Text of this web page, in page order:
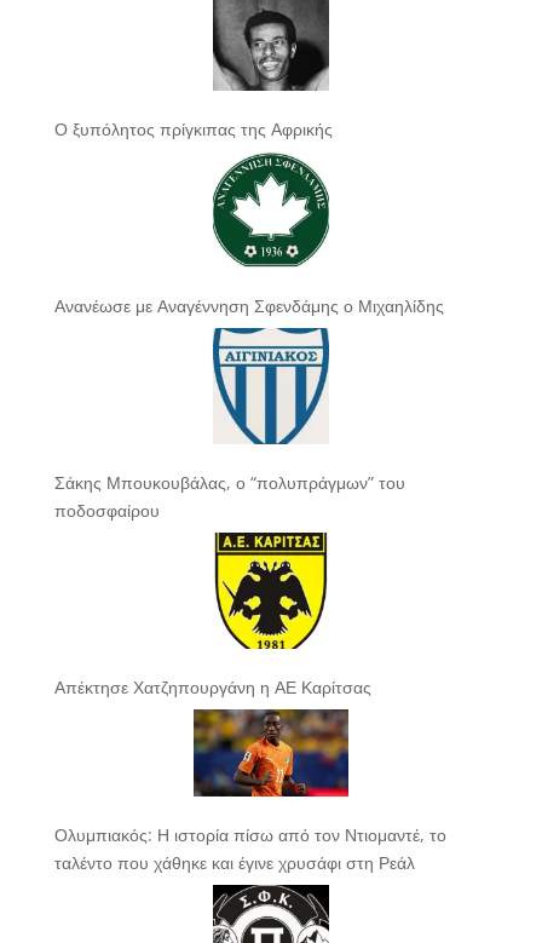
Ο ξυπόλητος πρίγκιπας της Αφρικής
Ανανέωσε με Αναγέννηση Σφενδάμης ο Μιχαηλίδης
Σάκης Μπουκουβάλας, ο “πολυπράγμων” του
ποδοσφαίρου
Απέκτησε Χατζηπουργάνη η ΑΕ Καρίτσας
Ολυμπιακός: Η ιστορία πίσω από τον Ντιομαντέ, το
ταλέντο που χάθηκε και έγινε χρυσάφι στη Ρεάλ